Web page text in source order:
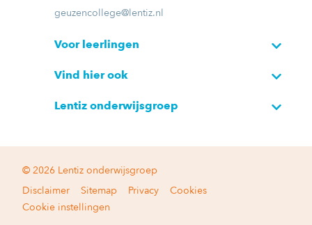
geuzencollege@lentiz.nl
Voor leerlingen
Vind hier ook
Lentiz onderwijsgroep
© 2026 Lentiz onderwijsgroep
Disclaimer
Sitemap Privacy
Cookies
Cookie instellingen